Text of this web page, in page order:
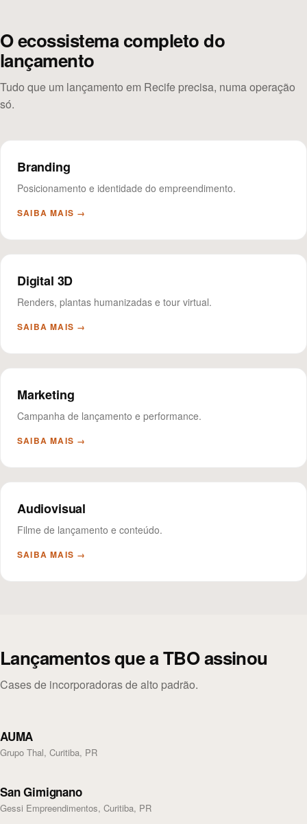
O ecossistema completo do
lançamento
Tudo que um lançamento em Recife precisa, numa operação
só.
Branding
Posicionamento e identidade do empreendimento.
SAIBA MAIS →
Digital 3D
Renders, plantas humanizadas e tour virtual.
SAIBA MAIS →
Marketing
Campanha de lançamento e performance.
SAIBA MAIS →
Audiovisual
Filme de lançamento e conteúdo.
SAIBA MAIS →
Lançamentos que a TBO assinou
Cases de incorporadoras de alto padrão.
AUMA
Grupo Thal, Curitiba, PR
San Gimignano
Gessi Empreendimentos, Curitiba, PR